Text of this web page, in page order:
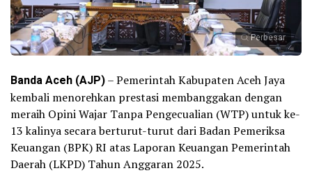
Perbesar
Banda Aceh (AJP)– Pemerintah Kabupaten Aceh Jaya
kembali menorehkan prestasi membanggakan dengan
meraih Opini Wajar Tanpa Pengecualian (WTP) untuk ke-
13 kalinya secara berturut-turut dari Badan Pemeriksa
Keuangan (BPK) RI atas Laporan Keuangan Pemerintah
Daerah (LKPD) Tahun Anggaran 2025.